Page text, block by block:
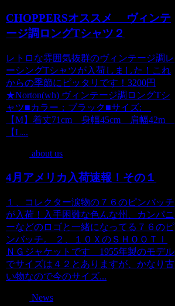
CHOPPERSオススメ ヴィンテ
ージ調ロングTシャツ２
レトロな雰囲気抜群のヴィンテージ調レ
ーシングTシャツが入荷しました！これ
からの季節にピッタリです！3200円
★Norton(wh) ヴィンテージ調ロングTシ
ャツ■カラー：ブラック■サイズ:
【M】着丈71cm 身幅45cm 肩幅42m
【L...
about us
4月アメリカ入荷速報！その１
１、コレクター涙物の７６のピンバッチ
が入荷！入手困難な色んな州、カンパニ
ーなどのロゴと一緒になってる７６のピ
ンバッチ。 ２、１０ＸのＳＨＯＯＴＩ
ＮＧジャケットです 1955年製のモデル
でサイズは４２とありますが、かなり古
い物なので今のサイズ...
News